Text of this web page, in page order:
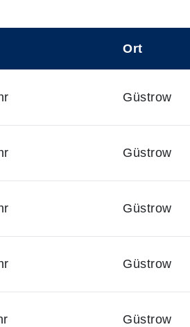
Ort
Güstrow
Güstrow
Güstrow
Güstrow
Güstrow